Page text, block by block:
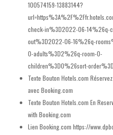
100574159-13883144?
check-in%3D2022-06-14%26q-
out%3D2022-06-16%26q-
0-adults%3D2%26q-room-0-
children%3D0%26sort-
Texte Bouton Hotels.com
avec Booking.com
Texte Bouton Hotels.com En
with Booking.com
Lien Booking.com https://